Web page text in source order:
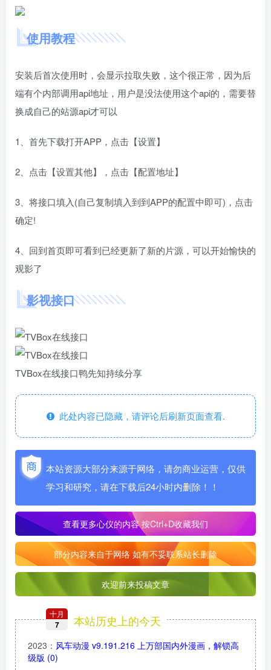
使用教程
安装后首次使用时，会显示拉取失败，这个很正常，因为后
端有个内部调用api地址，用户是没法使用这个api的，需要替
换成自己的站源api才可以
1、首先下载打开APP，点击【设置】
2、点击【设置其他】，点击【配置地址】
3、将接口填入(自己复制填入到到APP的配置中即可)，点击
确定!
4、回到首页即可看到已经更新了新的片源，可以开始愉快的
观影了
影视接口
TVBox在线接口鸭先知持续分享
此处内容已隐藏，请评论后刷新页面查看.
本站资源大部分来源于网络，请勿商业运营，仅供
学习和研究，请在下载后24小时内删除！！
查看更多心仪的内容按Ctrl+D收藏我们
部分内容来自于网络 如有不妥联系站长删除
欢迎前来投稿文章
十月
7 本站历史上的今天
2023 ： 风车动漫 v9.191.216 上万部国内外漫画，解锁高
级版 (0)